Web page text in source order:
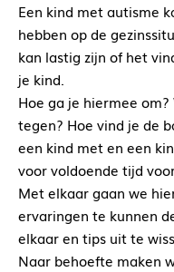
Een kind met autisme
hebben op de
kan lastig zijn of het
je kind.
Hoe ga je hiermee
tegen? Hoe vind je de
een kind met en een
voor voldoende tijd
Met elkaar gaan we
ervaringen te kunnen
elkaar en tips uit te
Naar behoefte maken